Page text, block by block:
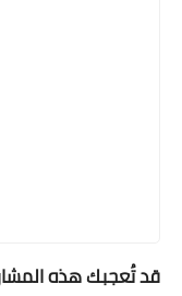
قد تُعجبك هذه